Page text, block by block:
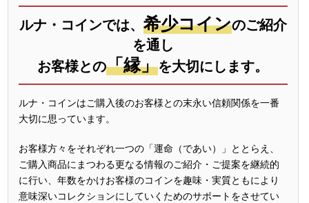
ルナ・コインでは、 希少コインのご紹介
を通し
お客様との「縁」を大切にします。
ルナ・コインはご購入後のお客様との末永い信頼関係を一番
大切に思っています。
お客様方々をそれぞれ一つの「運命（であい）」ととらえ、
ご購入商品にまつわる更なる情報のご紹介・ご提案を継続的
に行い、年数をかけお客様のコインを趣味・実質ともにより
意味深いコレクションにしていくためのサポートをさせてい